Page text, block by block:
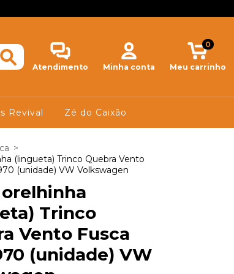
Atendimento Minha conta Meu carrinho
0
Revival Zé do Caixão
>
(lingueta) Trinco Quebra Vento
(unidade) VW Volkswagen
Trinco
Vento Fusca
(unidade) VW